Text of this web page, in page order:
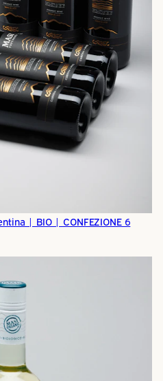
| BIO | CONFEZIONE 6